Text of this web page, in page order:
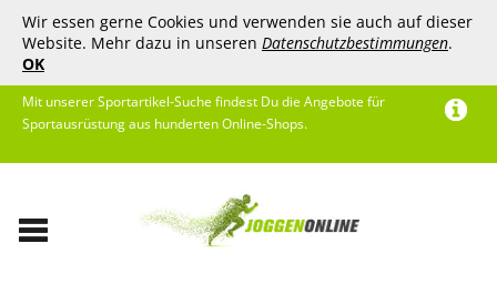
Wir essen gerne Cookies und verwenden sie auch auf dieser
Website. Mehr dazu in unseren Datenschutzbestimmungen.
OK
Mit unserer Sportartikel-Suche findest Du die Angebote für
Sportausrüstung aus hunderten Online-Shops.